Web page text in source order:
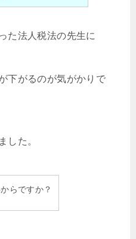
た法人税法の先生に
下がるのが気がかりで
した。
らですか？